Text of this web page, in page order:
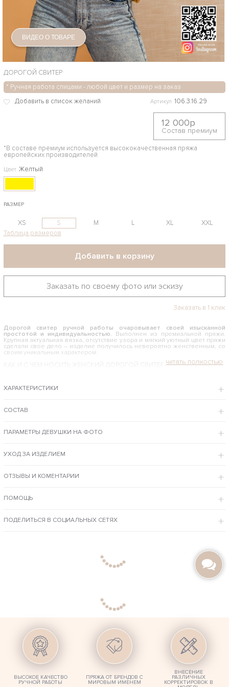
ВИДЕО О ТОВАРЕ
ДОРОГОЙ СВИТЕР
* Ручная работа спицами - любой цвет и размер на заказ
Артикул 106.3.16.29
12 000р
Состав премиум
*В составе премиум используется высококачественная пряжа
европейских производителей
Цвет Желтый
РАЗМЕР
XS S M L XL
XXL
Таблица размеров
Добавить в корзину
Заказать по своему фото или эскизу
Заказать в 1 клик
Дорогой свитер ручной работы очаровывает своей изысканной
простотой и индивидуальностью. Выполнен из премиальной пряжи.
Крупная актуальная вязка, отсутствие узора и мягкий уютный цвет пряжи
сделали свое дело – изделие получилось невероятно женственным, со
своим уникальным характером.
КАК И С ЧЕМ НОСИТЬ ЖЕНСКИЙ ДОРОГОЙ СВИТЕР
Объемный верх предполагает лаконичный низ, поэтому интересно
В интернет-магазине бренда вязаной одежды Shapar вы можете купить
Джемпер связан спицами вручную из пряжи премиум сегмента.
Согревает в самые суровые морозы и не потеряет собственной
заказу – цвет, размер, длина.
есть свои собственные идеи, мы с радостью их реализуем.
ХАРАКТЕРИСТИКИ
СОСТАВ
ПАРАМЕТРЫ ДЕВУШКИ НА ФОТО
УХОД ЗА ИЗДЕЛИЕМ
ОТЗЫВЫ И КОМЕНТАРИИ
ПОМОЩЬ
ПОДЕЛИТЬСЯ В СОЦИАЛЬНЫХ СЕТЯХ
ВЫСОКОЕ КАЧЕСТВО
РУЧНОЙ РАБОТЫ
ПРЯЖА ОТ БРЕНДОВ С
МИРОВЫМ ИМЕНЕМ
ВНЕСЕНИЕ
РАЗЛИЧНЫХ
КОРРЕКТИРОВОК В